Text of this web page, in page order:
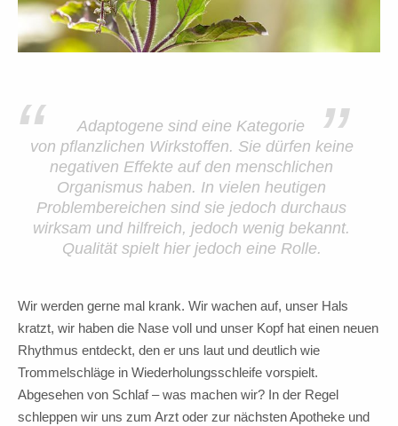
”
“
Adaptogene sind eine Kategorie
von pflanzlichen Wirkstoffen. Sie dürfen keine
negativen Effekte auf den menschlichen
Organismus haben. In vielen heutigen
Problembereichen sind sie jedoch durchaus
wirksam und hilfreich, jedoch wenig bekannt.
Qualität spielt hier jedoch eine Rolle.
Wir werden gerne mal krank. Wir wachen auf, unser Hals
kratzt, wir haben die Nase voll und unser Kopf hat einen neuen
Rhythmus entdeckt, den er uns laut und deutlich wie
Trommelschläge in Wiederholungsschleife vorspielt.
Abgesehen von Schlaf – was machen wir? In der Regel
schleppen wir uns zum Arzt oder zur nächsten Apotheke und